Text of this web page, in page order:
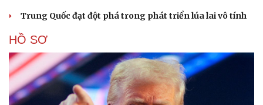
Trung Quốc đạt đột phá trong phát triển lúa lai vô tính
HỒ SƠ